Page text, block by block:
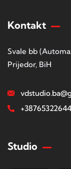
Kontakt
Svale bb
Prijedor, BiH
+38765322644
Studio